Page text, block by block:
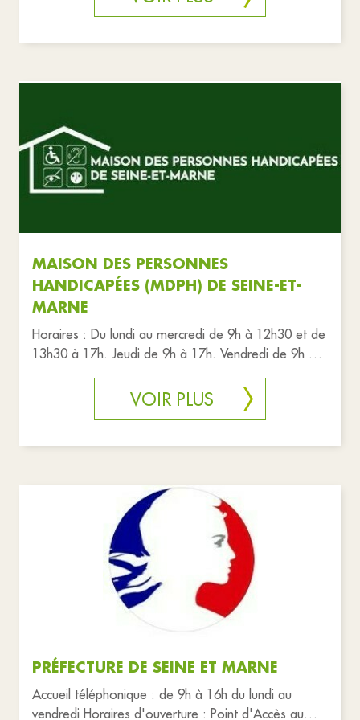
MAISON DES PERSONNES
HANDICAPÉES (MDPH) DE SEINE-ET-
MARNE
Horaires : Du lundi au mercredi de 9h à 12h30 et de
13h30 à 17h. Jeudi de 9h à 17h. Vendredi de 9h à
VOIR PLUS
PRÉFECTURE DE SEINE ET MARNE
Accueil téléphonique : de 9h à 16h du lundi au
vendredi Horaires d'ouverture : Point d'Accès au